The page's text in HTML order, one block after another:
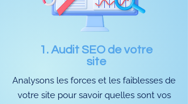
1. Audit SEO de votre
site
Analysons les forces et les faiblesses de
votre site pour savoir quelles sont vos